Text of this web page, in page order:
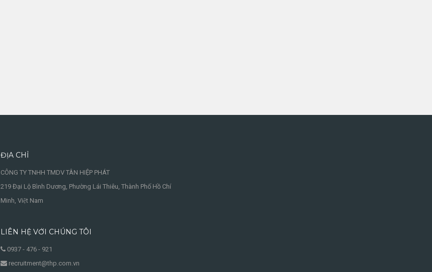
ĐỊA CHỈ
CÔNG TY TNHH TMDV TÂN HIỆP PHÁT
219 Đại Lộ Bình Dương, Phường Lái Thiêu, Thành Phố Hồ Chí
Minh, Việt Nam
LIÊN HỆ VỚI CHÚNG TÔI
0937 - 476 - 921
recruitment@thp.com.vn